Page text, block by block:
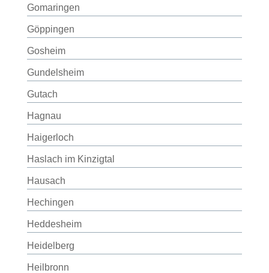
Gomaringen
Göppingen
Gosheim
Gundelsheim
Gutach
Hagnau
Haigerloch
Haslach im Kinzigtal
Hausach
Hechingen
Heddesheim
Heidelberg
Heilbronn